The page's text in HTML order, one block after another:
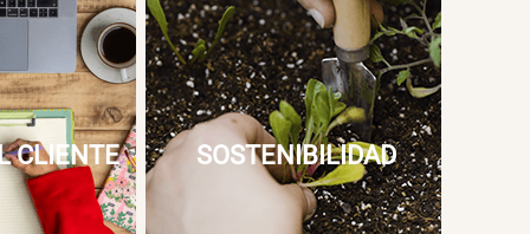
CLIENTE SOSTENIBILIDAD